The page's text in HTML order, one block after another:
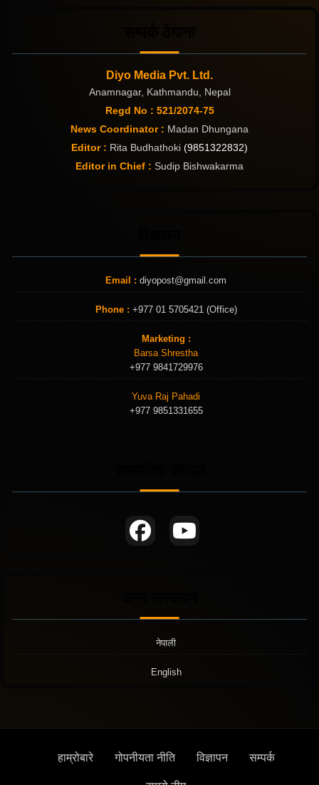
Diyo Media Pvt. Ltd.
Anamnagar, Kathmandu, Nepal
Regd No : 521/2074-75
News Coordinator : Madan Dhungana
Editor : Rita Budhathoki (9851322832)
Editor in Chief : Sudip Bishwakarma
Email : diyopost@gmail.com
Phone : +977 01 5705421 (Office)
Marketing :
Barsa Shrestha
+977 9841729976
Yuva Raj Pahadi
+977 9851331655
नेपाली
English
हाम्रोबारे गोपनीयता नीति विज्ञापन सम्पर्क